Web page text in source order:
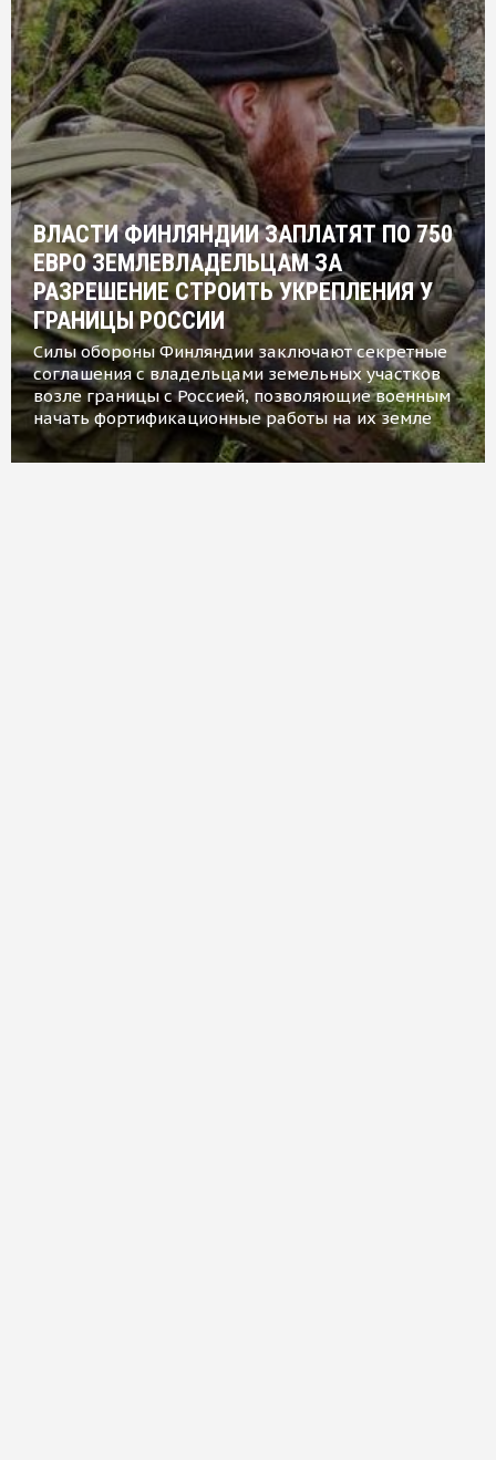
ВЛАСТИ ФИНЛЯНДИИ ЗАПЛАТЯТ ПО 750
ЕВРО ЗЕМЛЕВЛАДЕЛЬЦАМ ЗА
РАЗРЕШЕНИЕ СТРОИТЬ УКРЕПЛЕНИЯ У
ГРАНИЦЫ РОССИИ
Силы обороны Финляндии заключают секретные
соглашения с владельцами земельных участков
возле границы с Россией, позволяющие военным
начать фортификационные работы на их земле